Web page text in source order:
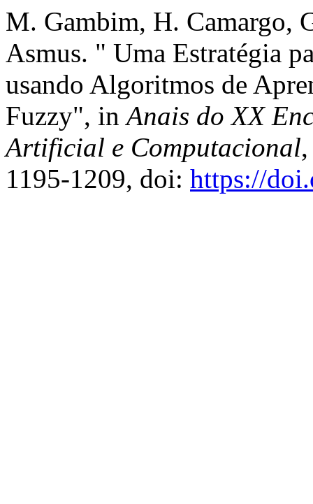
M. Gambim, H. Camargo,
Asmus. " Uma Estratégia
usando Algoritmos de
Fuzzy", inAnais do XX
Artificial e Computacional
1195-1209, doi: https://